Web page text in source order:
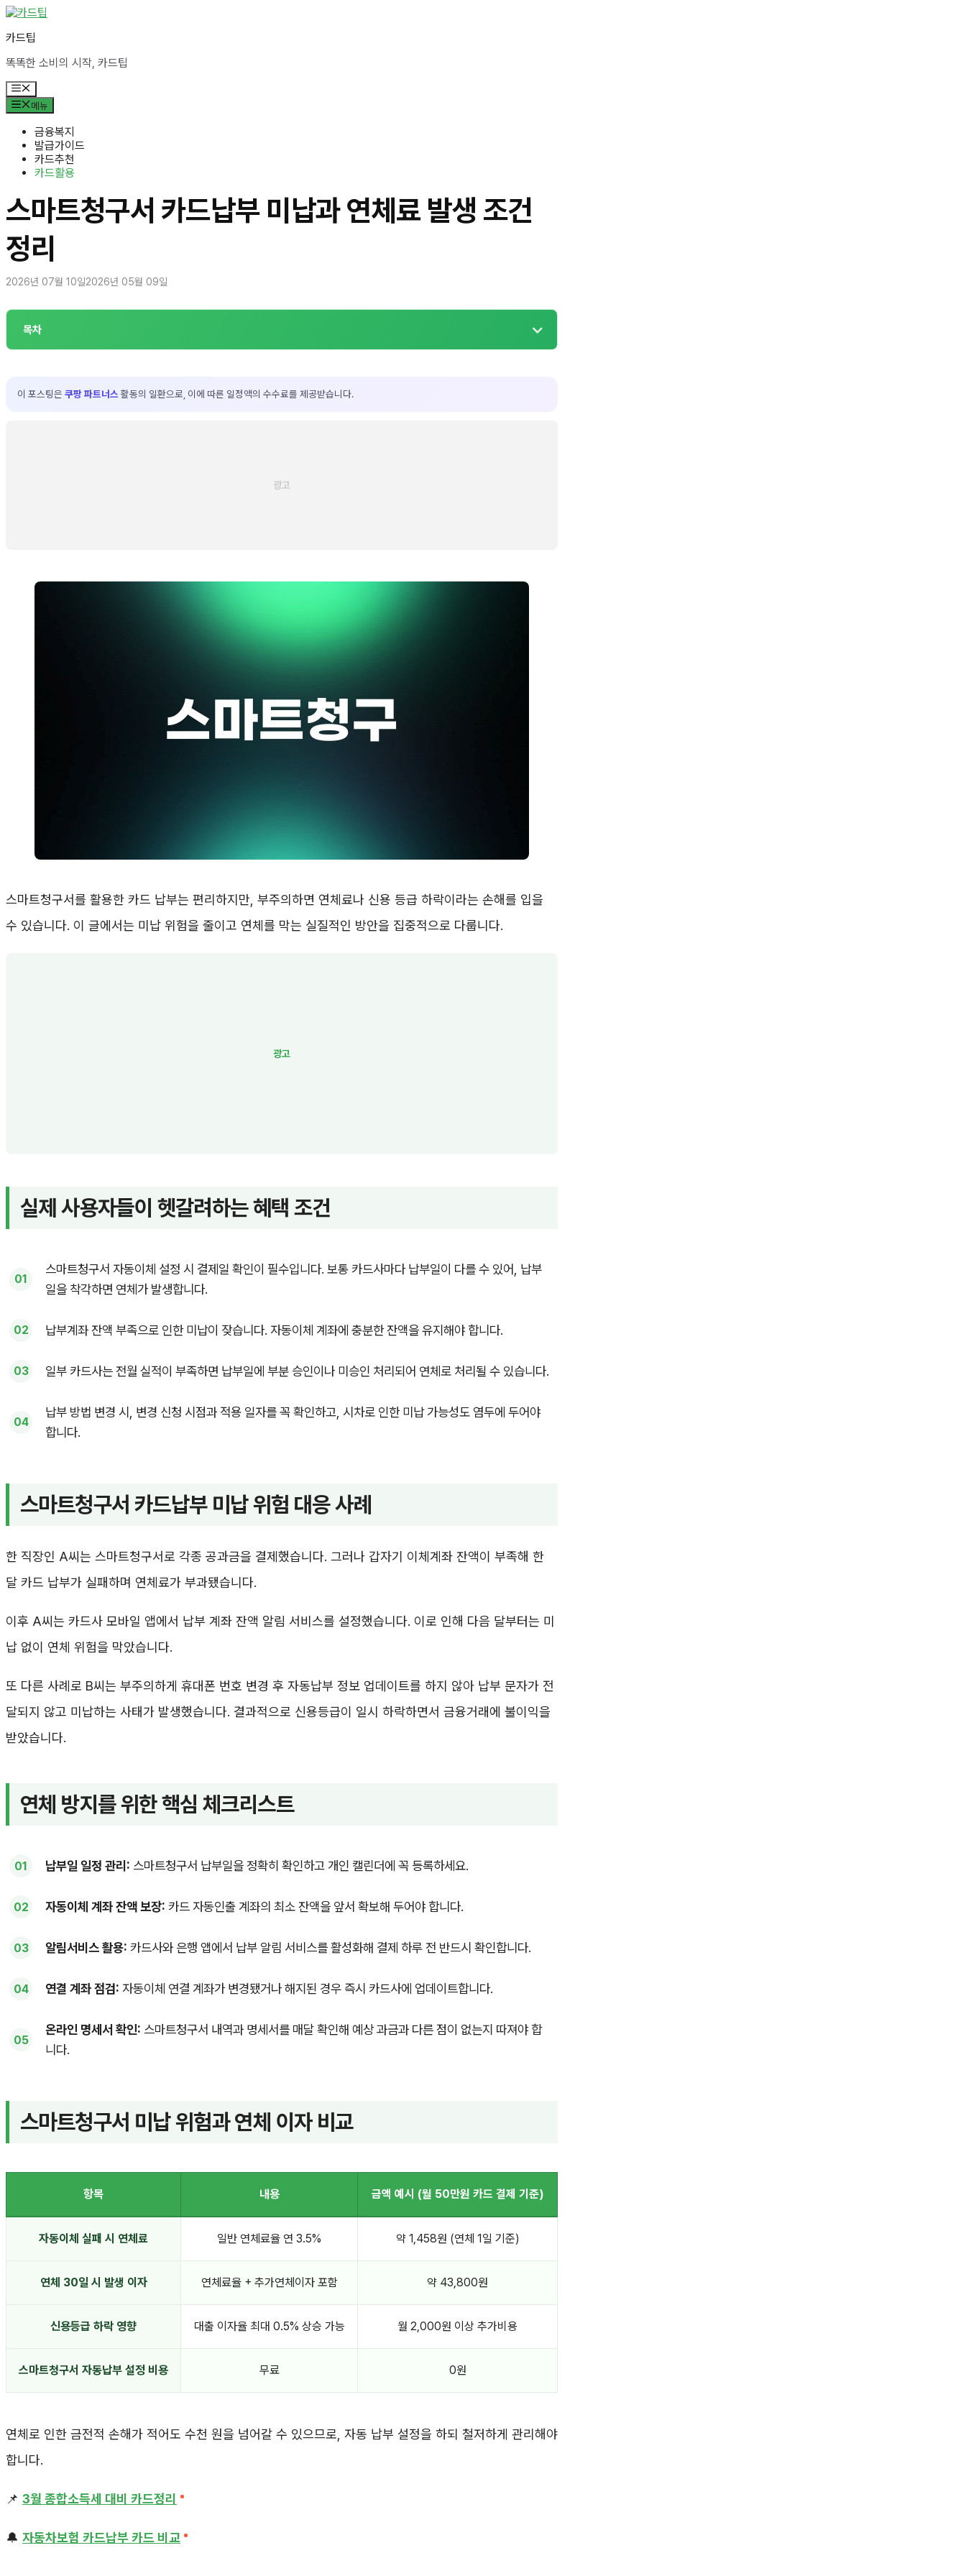
컨
츠
건
너
뛰
기
카드팁
똑똑한 소비의 시작, 카드팁
메
뉴
메뉴
금융복지
발급가이드
카드추천
카드활용
스마트청구서 카드납부 미납과 연체료 발생 조건
정리
2026년 07월 10일2026년 05월 09일
목차
이 포스팅은 쿠팡 파트너스 활동의 일환으로, 이에 따른 일정액의 수수료를 제공받습니다.
스마트청구서를 활용한 카드 납부는 편리하지만, 부주의하면 연체료나 신용 등급 하락이라는 손해를 입을
수 있습니다. 이 글에서는 미납 위험을 줄이고 연체를 막는 실질적인 방안을 집중적으로 다룹니다.
실제 사용자들이 헷갈려하는 혜택 조건
스마트청구서 자동이체 설정 시 결제일 확인이 필수입니다. 보통 카드사마다 납부일이 다를 수 있어, 납부
일을 착각하면 연체가 발생합니다.
납부계좌 잔액 부족으로 인한 미납이 잦습니다. 자동이체 계좌에 충분한 잔액을 유지해야 합니다.
일부 카드사는 전월 실적이 부족하면 납부일에 부분 승인이나 미승인 처리되어 연체로 처리될 수 있습니다.
납부 방법 변경 시, 변경 신청 시점과 적용 일자를 꼭 확인하고, 시차로 인한 미납 가능성도 염두에 두어야
합니다.
스마트청구서 카드납부 미납 위험 대응 사례
한 직장인 A씨는 스마트청구서로 각종 공과금을 결제했습니다. 그러나 갑자기 이체계좌 잔액이 부족해 한
달 카드 납부가 실패하며 연체료가 부과됐습니다.
이후 A씨는 카드사 모바일 앱에서 납부 계좌 잔액 알림 서비스를 설정했습니다. 이로 인해 다음 달부터는 미
납 없이 연체 위험을 막았습니다.
또 다른 사례로 B씨는 부주의하게 휴대폰 번호 변경 후 자동납부 정보 업데이트를 하지 않아 납부 문자가 전
달되지 않고 미납하는 사태가 발생했습니다. 결과적으로 신용등급이 일시 하락하면서 금융거래에 불이익을
받았습니다.
연체 방지를 위한 핵심 체크리스트
납부일 일정 관리: 스마트청구서 납부일을 정확히 확인하고 개인 캘린더에 꼭 등록하세요.
자동이체 계좌 잔액 보장: 카드 자동인출 계좌의 최소 잔액을 앞서 확보해 두어야 합니다.
알림서비스 활용: 카드사와 은행 앱에서 납부 알림 서비스를 활성화해 결제 하루 전 반드시 확인합니다.
연결 계좌 점검: 자동이체 연결 계좌가 변경됐거나 해지된 경우 즉시 카드사에 업데이트합니다.
온라인 명세서 확인: 스마트청구서 내역과 명세서를 매달 확인해 예상 과금과 다른 점이 없는지 따져야 합
니다.
스마트청구서 미납 위험과 연체 이자 비교
항목 내용 금액 예시 (월 50만원 카드 결제 기준)
자동이체 실패 시 연체료 일반 연체료율 연 3.5% 약 1,458원 (연체 1일 기준)
연체 30일 시 발생 이자 연체료율 + 추가연체이자 포함 약 43,800원
신용등급 하락 영향 대출 이자율 최대 0.5% 상승 가능 월 2,000원 이상 추가비용
스마트청구서 자동납부 설정 비용 무료 0원
연체로 인한 금전적 손해가 적어도 수천 원을 넘어갈 수 있으므로, 자동 납부 설정을 하되 철저하게 관리해야
합니다.
📌 3월 종합소득세 대비 카드정리
🔔 자동차보험 카드납부 카드 비교